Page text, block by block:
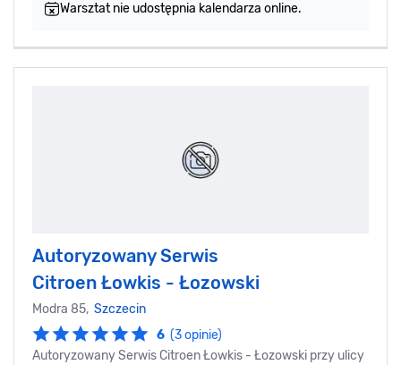
Warsztat nie udostępnia kalendarza online.
Autoryzowany Serwis
Citroen Łowkis - Łozowski
Modra 85, Szczecin
6 (3 opinie)
Autoryzowany Serwis Citroen Łowkis - Łozowski przy ulicy